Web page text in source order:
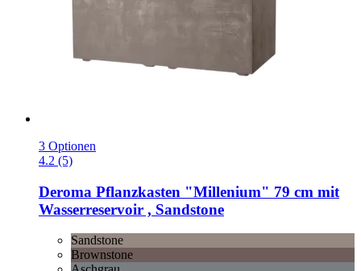
3 Optionen
4.2 (5)
Deroma Pflanzkasten "Millenium" 79 cm mit
Wasserreservoir , Sandstone
Sandstone
Brownstone